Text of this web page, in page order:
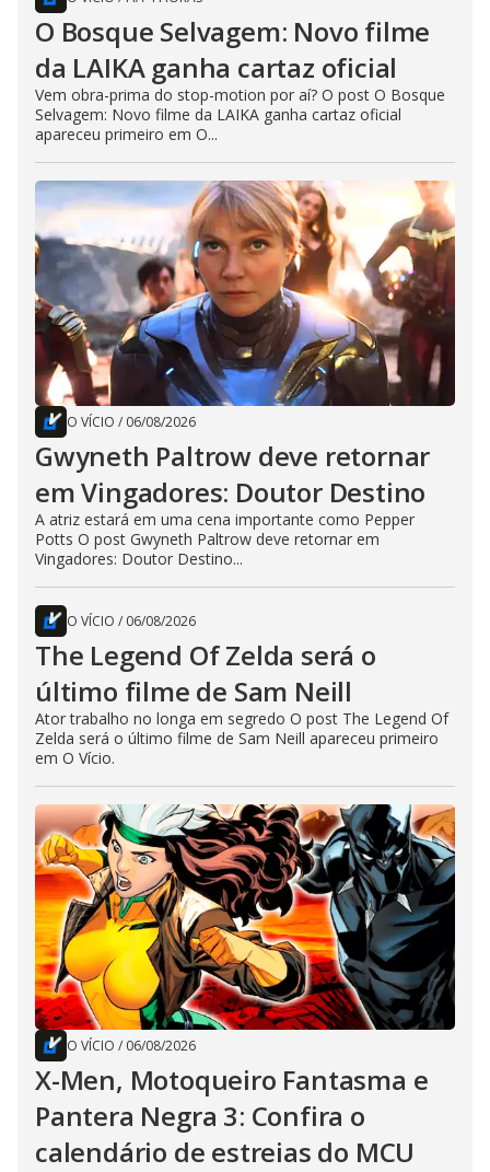
O Bosque Selvagem: Novo filme
da LAIKA ganha cartaz oficial
Vem obra-prima do stop-motion por aí? O post O Bosque
Selvagem: Novo filme da LAIKA ganha cartaz oficial
apareceu primeiro em O...
O VÍCIO / 06/08/2026
Gwyneth Paltrow deve retornar
em Vingadores: Doutor Destino
A atriz estará em uma cena importante como Pepper
Potts O post Gwyneth Paltrow deve retornar em
Vingadores: Doutor Destino...
O VÍCIO / 06/08/2026
The Legend Of Zelda será o
último filme de Sam Neill
Ator trabalho no longa em segredo O post The Legend Of
Zelda será o último filme de Sam Neill apareceu primeiro
em O Vício.
O VÍCIO / 06/08/2026
X-Men, Motoqueiro Fantasma e
Pantera Negra 3: Confira o
calendário de estreias do MCU